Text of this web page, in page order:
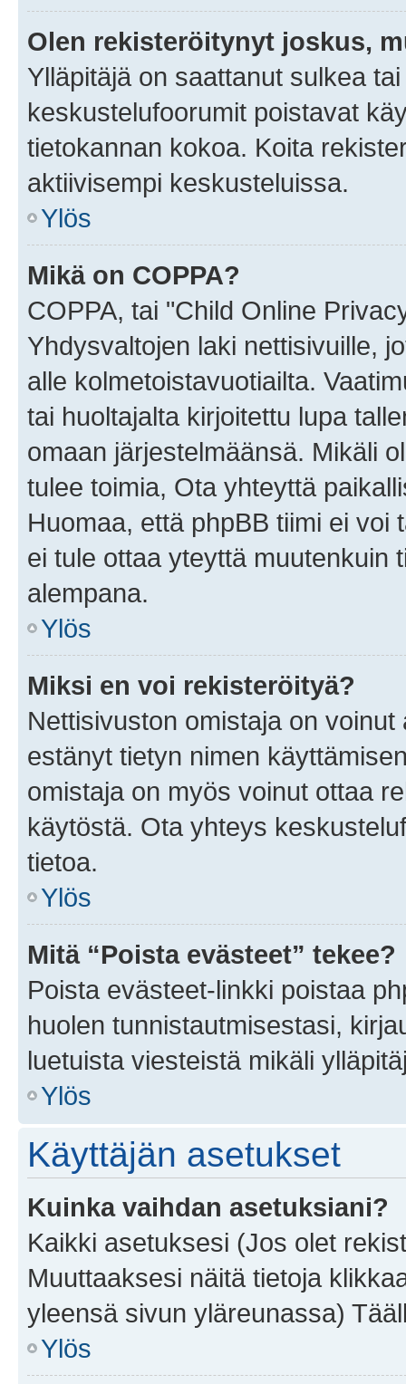
Olen rekisteröitynyt joskus,
Ylläpitäjä on saattanut sulkea
keskustelufoorumit poistavat
tietokannan kokoa. Koita
aktiivisempi keskusteluissa.
Ylös
Mikä on COPPA?
COPPA, tai "Child Online
Yhdysvaltojen laki nettisivuille,
alle kolmetoistavuotiailta.
tai huoltajalta kirjoitettu lupa
omaan järjestelmäänsä. Mikäli
tulee toimia, Ota yhteyttä
Huomaa, että phpBB tiimi ei
ei tule ottaa yteyttä muutenkuin
alempana.
Ylös
Miksi en voi rekisteröityä?
Nettisivuston omistaja on
estänyt tietyn nimen
omistaja on myös voinut ottaa
käytöstä. Ota yhteys
tietoa.
Ylös
Mitä “Poista evästeet” tekee?
Poista evästeet-linkki poistaa
huolen tunnistautmisestasi,
luetuista viesteistä mikäli
Ylös
Käyttäjän asetukset
Kuinka vaihdan asetuksiani?
Kaikki asetuksesi (Jos olet
Muuttaaksesi näitä tietoja
yleensä sivun yläreunassa)
Ylös